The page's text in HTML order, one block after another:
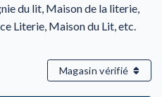
du lit, Maison de la literie,
Literie, Maison du Lit, etc.
Magasin vérifié